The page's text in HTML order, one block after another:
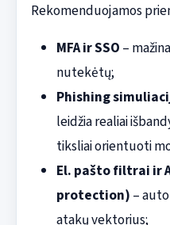
Rekomenduojamos
MFA ir SSO –
nutekėtų;
Phishing
leidžia realiai
tiksliai orientuoti
El. pašto filtrai ir
protection) –
atakų vektorius;